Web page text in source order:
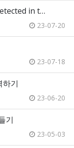
in t…
23-07-20
23-07-18
하기
23-06-20
기
23-05-03